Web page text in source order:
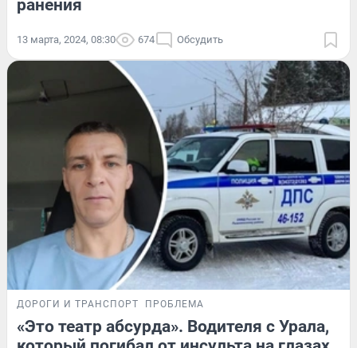
ранения
13 марта, 2024, 08:30 674 Обсудить
ДОРОГИ И ТРАНСПОРТ ПРОБЛЕМА
«Это театр абсурда». Водителя с Урала,